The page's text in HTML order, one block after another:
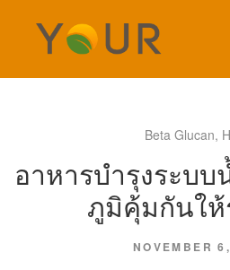
Beta Glucan,
อาหารบำรุงระบบ
ภูมิคุ้มกันให้
NOVEMBER